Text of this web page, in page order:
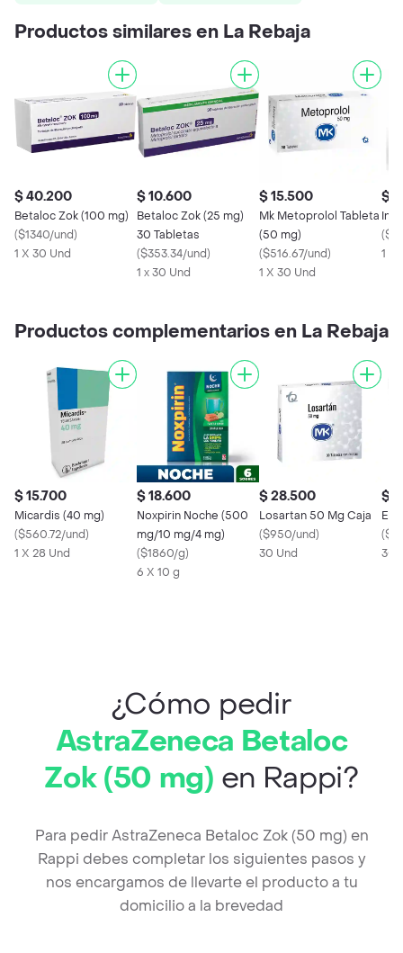
Productos similares en La Rebaja
$ 40.200
Betaloc Zok (100 mg)
($1340/und)
1 X 30 Und
$ 10.600
Betaloc Zok (25 mg)
30 Tabletas
($353.34/und)
1 x 30 Und
$ 15.500
Mk Metoprolol Tableta
(50 mg)
($516.67/und)
1 X 30 Und
$
(
1 X
Productos complementarios en La Rebaja
$ 15.700
Micardis (40 mg)
($560.72/und)
1 X 28 Und
$ 18.600
Noxpirin Noche (500
mg/10 mg/4 mg)
($1860/g)
6 X 10 g
$ 28.500
Losartan 50 Mg Caja
($950/und)
30 Und
$
(
30
¿Cómo pedir
AstraZeneca Betaloc
Zok (50 mg) en Rappi?
Para pedir AstraZeneca Betaloc Zok (50 mg) en
Rappi debes completar los siguientes pasos y
nos encargamos de llevarte el producto a tu
domicilio a la brevedad